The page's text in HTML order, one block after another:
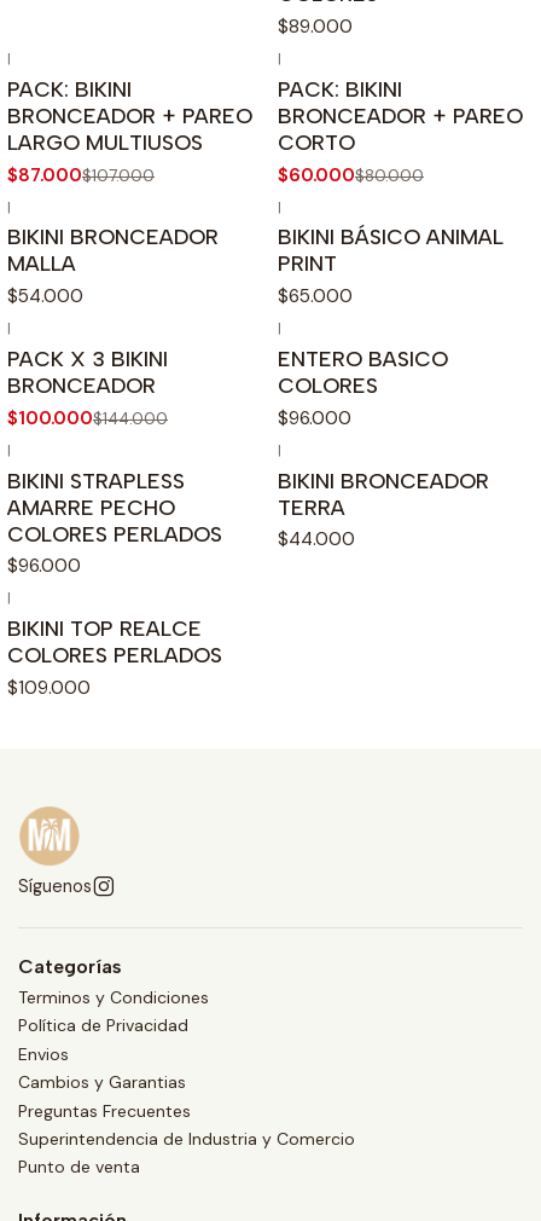
$89.000
|
PACK: BIKINI
BRONCEADOR + PAREO
LARGO MULTIUSOS
$87.000$107.000
|
PACK: BIKINI
BRONCEADOR + PAREO
CORTO
$60.000$80.000
|
BIKINI BRONCEADOR
MALLA
$54.000
|
BIKINI BÁSICO ANIMAL
PRINT
$65.000
|
PACK X 3 BIKINI
BRONCEADOR
$100.000$144.000
|
ENTERO BASICO
COLORES
$96.000
|
BIKINI STRAPLESS
AMARRE PECHO
COLORES PERLADOS
$96.000
|
BIKINI BRONCEADOR
TERRA
$44.000
|
BIKINI TOP REALCE
COLORES PERLADOS
$109.000
Síguenos
Categorías
Terminos y Condiciones
Política de Privacidad
Envios
Cambios y Garantias
Preguntas Frecuentes
Superintendencia de Industria y Comercio
Punto de venta